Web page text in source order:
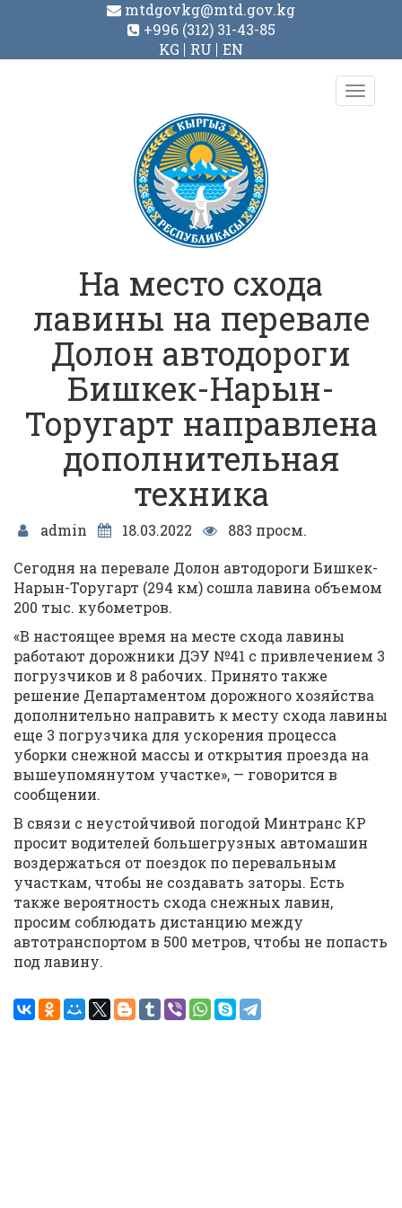
mtdgovkg@mtd.gov.kg
+996 (312) 31-43-85
KG
RU EN
Toggle
На место схода
лавины на перевале
Долон автодороги
Бишкек-Нарын-
Торугарт направлена
дополнительная
техника
admin 18.03.2022
883 просм.
Сегодня на перевале Долон автодороги Бишкек-
Нарын-Торугарт (294 км) сошла лавина объемом
200 тыс. кубометров.
«В настоящее время на месте схода лавины
работают дорожники ДЭУ №41 с привлечением 3
погрузчиков и 8 рабочих. Принято также
решение Департаментом дорожного хозяйства
дополнительно направить к месту схода лавины
еще 3 погрузчика для ускорения процесса
уборки снежной массы и открытия проезда на
вышеупомянутом участке», — говорится в
сообщении.
В связи с неустойчивой погодой Минтранс КР
просит водителей большегрузных автомашин
воздержаться от поездок по перевальным
участкам, чтобы не создавать заторы. Есть
также вероятность схода снежных лавин,
просим соблюдать дистанцию между
автотранспортом в 500 метров, чтобы не попасть
под лавину.